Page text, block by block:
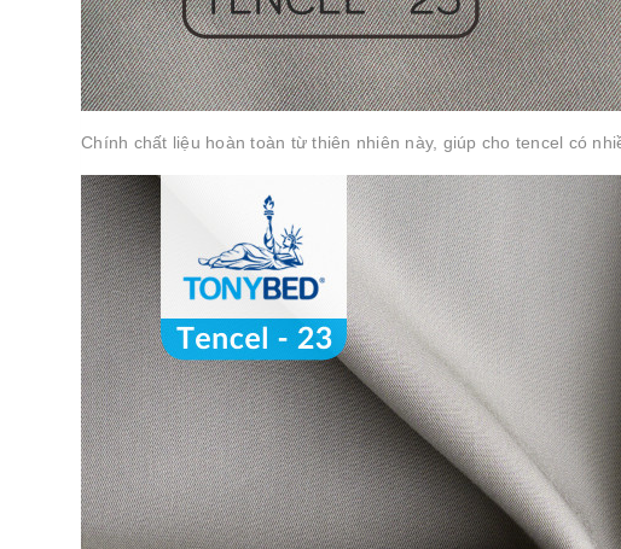
Chính chất liệu hoàn toàn từ thiên nhiên này, giúp cho tencel có